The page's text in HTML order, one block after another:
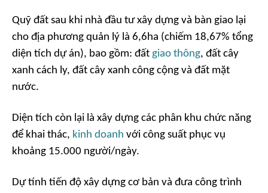
Quỹ đất sau khi nhà đầu tư xây dựng và bàn giao lại
cho địa phương quản lý là 6,6ha (chiếm 18,67% tổng
diện tích dự án), bao gồm: đất giao thông, đất cây
xanh cách ly, đất cây xanh công cộng và đất mặt
nước.
Diện tích còn lại là xây dựng các phân khu chức năng
để khai thác, kinh doanh với công suất phục vụ
khoảng 15.000 người/ngày.
Dự tính tiến độ xây dựng cơ bản và đưa công trình